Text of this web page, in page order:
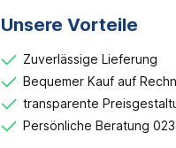
Unsere Vorteile
Zuverlässige Lieferung
Bequemer Kauf auf
transparente
Persönliche Beratung